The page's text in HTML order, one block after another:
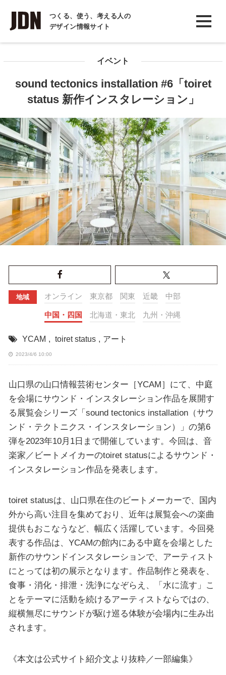
つくる、使う、考える人の
デザイン情報サイト
INTERVIEW
インタビュー
COLUMN
イベント
sound tectonics installation #6「toiret
status 新作インスタレーション」
地域 オンライン 東京都 関東 近畿 中部
中国・四国 北海道・東北 九州・沖縄
YCAM , toiret status , アート
2023/4/6 10:00
山口県の山口情報芸術センター［YCAM］にて、中庭
を会場にサウンド・インスタレーション作品を展開す
る展覧会シリーズ「sound tectonics installation（サウ
ンド・テクトニクス・インスタレーション）」の第6
弾を2023年10月1日まで開催しています。今回は、音
楽家／ビートメイカーのtoiret statusによるサウンド・
インスタレーション作品を発表します。
toiret statusは、山口県在住のビートメーカーで、国内
外から高い注目を集めており、近年は展覧会への楽曲
提供もおこなうなど、幅広く活躍しています。今回発
表する作品は、YCAMの館内にある中庭を会場とした
新作のサウンドインスタレーションで、アーティスト
にとっては初の展示となります。作品制作と発表を、
食事・消化・排泄・洗浄になぞらえ、「水に流す」こ
とをテーマに活動を続けるアーティストならではの、
縦横無尽にサウンドが駆け巡る体験が会場内に生み出
されます。
《本文は公式サイト紹介文より抜粋／一部編集》